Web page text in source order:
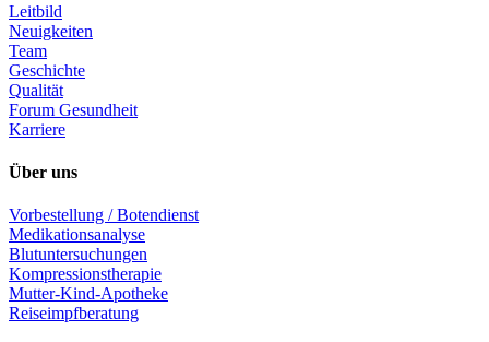
Leitbild
Neuigkeiten
Team
Geschichte
Qualität
Forum Gesundheit
Karriere
Über uns
Vorbestellung / Botendienst
Medikationsanalyse
Blutuntersuchungen
Kompressionstherapie
Mutter-Kind-Apotheke
Reiseimpfberatung